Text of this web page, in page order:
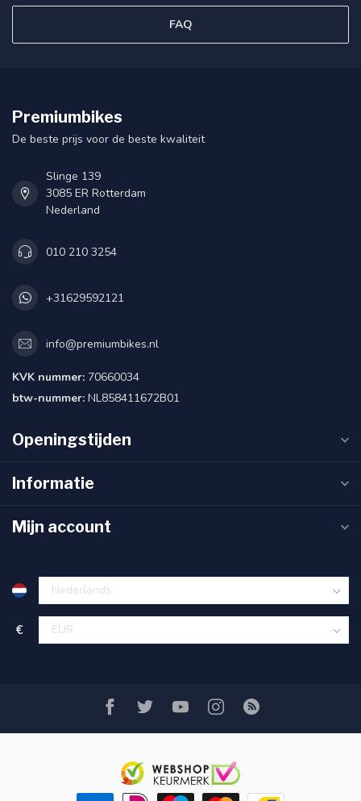
FAQ
Premiumbikes
De beste prijs voor de beste kwaliteit
Slinge 139
3085 ER Rotterdam
Nederland
010 210 3254
+31629592121
info@premiumbikes.nl
KVK nummer: 70660034
btw-nummer: NL858411672B01
Openingstijden
Informatie
Mijn account
€